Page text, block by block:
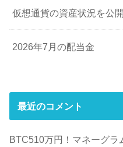
仮想通貨の資産状況を公
2026年7月の配当金
最近のコメント
BTC510万円！マネーグラ